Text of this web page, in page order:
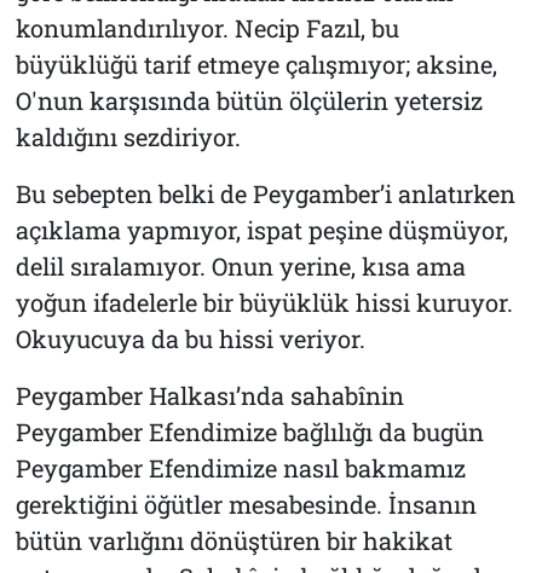
konumlandırılıyor. Necip Fazıl, bu
büyüklüğü tarif etmeye çalışmıyor; aksine,
O'nun karşısında bütün ölçülerin yetersiz
kaldığını sezdiriyor.
Bu sebepten belki de Peygamber’i anlatırken
açıklama yapmıyor, ispat peşine düşmüyor,
delil sıralamıyor. Onun yerine, kısa ama
yoğun ifadelerle bir büyüklük hissi kuruyor.
Okuyucuya da bu hissi veriyor.
Peygamber Halkası’nda sahabînin
Peygamber Efendimize bağlılığı da bugün
Peygamber Efendimize nasıl bakmamız
gerektiğini öğütler mesabesinde. İnsanın
bütün varlığını dönüştüren bir hakikat